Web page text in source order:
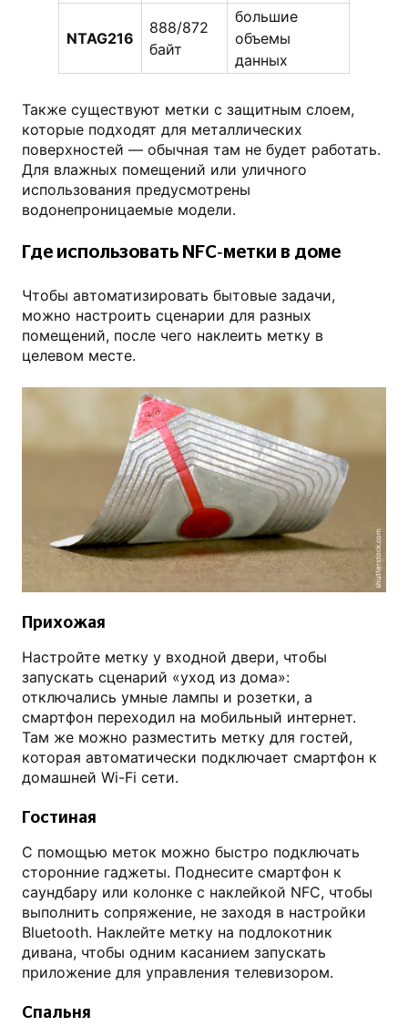
NTAG216
888/872
байт
большие
объемы
данных
Также существуют метки с защитным слоем,
которые подходят для металлических
поверхностей — обычная там не будет работать.
Для влажных помещений или уличного
использования предусмотрены
водонепроницаемые модели.
Где использовать NFC‑метки в доме
Чтобы автоматизировать бытовые задачи,
можно настроить сценарии для разных
помещений, после чего наклеить метку в
целевом месте.
shutterstock.com
Прихожая
Настройте метку у входной двери, чтобы
запускать сценарий «уход из дома»:
отключались умные лампы и розетки, а
смартфон переходил на мобильный интернет.
Там же можно разместить метку для гостей,
которая автоматически подключает смартфон к
домашней Wi-Fi сети.
Гостиная
С помощью меток можно быстро подключать
сторонние гаджеты. Поднесите смартфон к
саундбару или колонке с наклейкой NFC, чтобы
выполнить сопряжение, не заходя в настройки
Bluetooth. Наклейте метку на подлокотник
дивана, чтобы одним касанием запускать
приложение для управления телевизором.
Спальня